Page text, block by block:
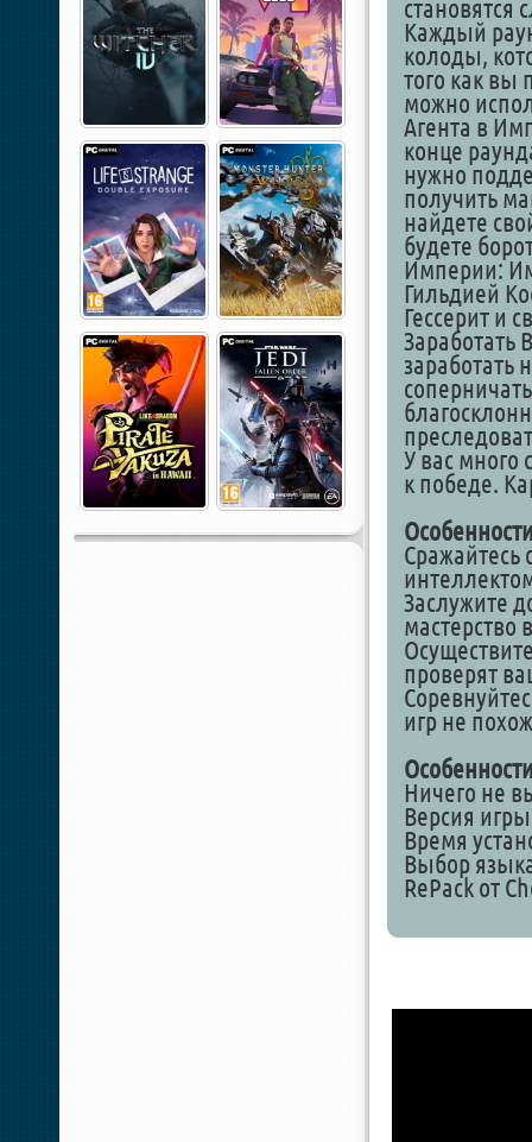
становятся
Каждый
колоды,
того как вы
можно
Агента в
конце
нужно
получить
найдете
будете
Империи:
Гильдией
Гессерит и
Заработать
У вас много
к победе.
Сражайтесь
Заслужите
мастерство
проверят
игр не
Ничего не
Версия
Время
Выбор
RePack от